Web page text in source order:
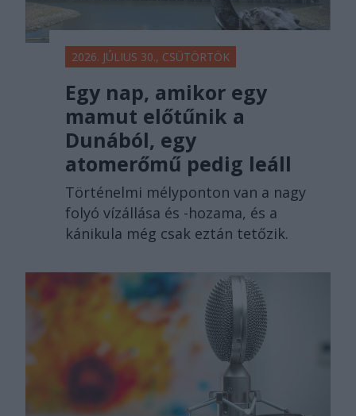
2026. JÚLIUS 30., CSÜTÖRTÖK
Egy nap, amikor egy
mamut előtűnik a
Dunából, egy
atomerőmű pedig leáll
Történelmi mélyponton van a nagy
folyó vízállása és -hozama, és a
kánikula még csak eztán tetőzik.